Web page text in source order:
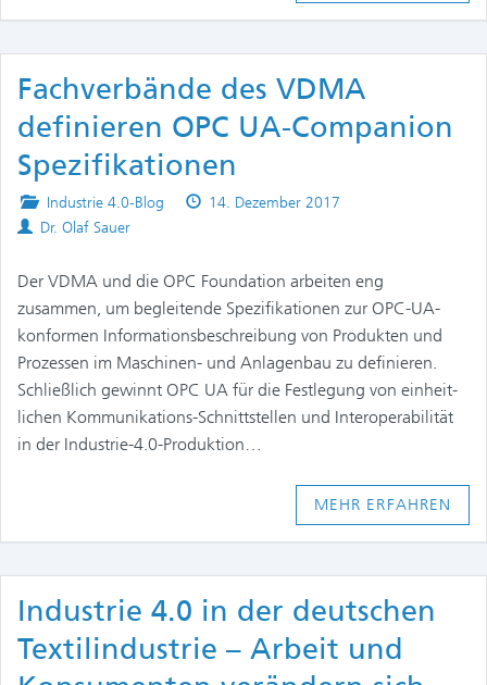
Fachverbände des VDMA
definieren OPC UA-Companion
Spezifikationen
Posted
in
Industrie 4.0-Blog
Published
14. Dezember 2017
Authors
Dr. Olaf Sauer
Der VDMA und die OPC Foundation arbeiten eng
zusammen, um begleitende Spezifikationen zur OPC-UA-
konformen Informationsbeschreibung von Produkten und
Prozessen im Maschinen- und Anlagenbau zu definieren.
Schließlich gewinnt OPC UA für die Festlegung von einheit­
lichen Kommunikations-Schnittstellen und Interoperabilität
in der Industrie-­4.0-Produktion…
MEHR ERFAHREN
Industrie 4.0 in der deutschen
Textilindustrie – Arbeit und